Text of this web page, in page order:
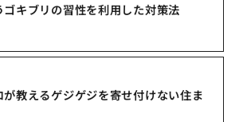
キブリの習性を利用した対策法
教えるゲジゲジを寄せ付けない住ま